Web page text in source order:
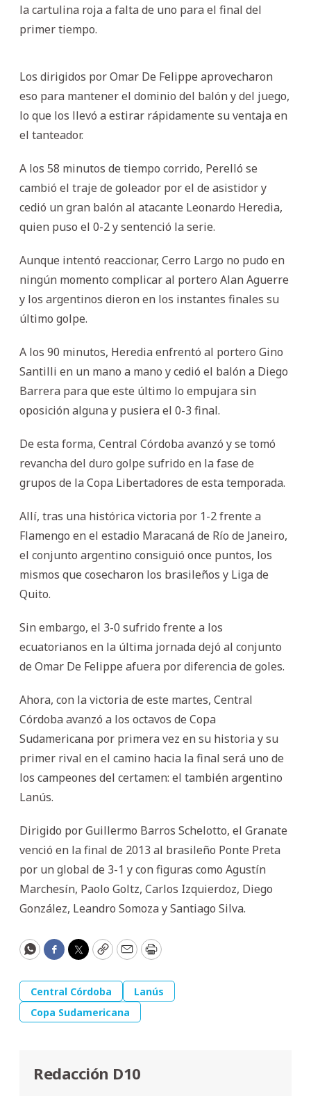
la cartulina roja a falta de uno para el final del
primer tiempo.
Los dirigidos por Omar De Felippe aprovecharon
eso para mantener el dominio del balón y del juego,
lo que los llevó a estirar rápidamente su ventaja en
el tanteador.
A los 58 minutos de tiempo corrido, Perelló se
cambió el traje de goleador por el de asistidor y
cedió un gran balón al atacante Leonardo Heredia,
quien puso el 0-2 y sentenció la serie.
Aunque intentó reaccionar, Cerro Largo no pudo en
ningún momento complicar al portero Alan Aguerre
y los argentinos dieron en los instantes finales su
último golpe.
A los 90 minutos, Heredia enfrentó al portero Gino
Santilli en un mano a mano y cedió el balón a Diego
Barrera para que este último lo empujara sin
oposición alguna y pusiera el 0-3 final.
De esta forma, Central Córdoba avanzó y se tomó
revancha del duro golpe sufrido en la fase de
grupos de la Copa Libertadores de esta temporada.
Allí, tras una histórica victoria por 1-2 frente a
Flamengo en el estadio Maracaná de Río de Janeiro,
el conjunto argentino consiguió once puntos, los
mismos que cosecharon los brasileños y Liga de
Quito.
Sin embargo, el 3-0 sufrido frente a los
ecuatorianos en la última jornada dejó al conjunto
de Omar De Felippe afuera por diferencia de goles.
Ahora, con la victoria de este martes, Central
Córdoba avanzó a los octavos de Copa
Sudamericana por primera vez en su historia y su
primer rival en el camino hacia la final será uno de
los campeones del certamen: el también argentino
Lanús.
Dirigido por Guillermo Barros Schelotto, el Granate
venció en la final de 2013 al brasileño Ponte Preta
por un global de 3-1 y con figuras como Agustín
Marchesín, Paolo Goltz, Carlos Izquierdoz, Diego
González, Leandro Somoza y Santiago Silva.
WhatsApp
Facebook
Twitter
CopyEmailPrint
Central Córdoba
Lanús
Copa Sudamericana
Redacción D10